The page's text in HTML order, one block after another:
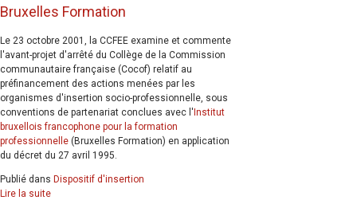
Bruxelles Formation
Le 23 octobre 2001, la CCFEE examine et commente
l'avant-projet d'arrêté du Collège de la Commission
communautaire française (Cocof) relatif au
préfinancement des actions menées par les
organismes d'insertion socio-professionnelle, sous
conventions de partenariat conclues avec l'Institut
bruxellois francophone pour la formation
professionnelle (Bruxelles Formation) en application
du décret du 27 avril 1995.
Publié dans Dispositif d'insertion
Lire la suite